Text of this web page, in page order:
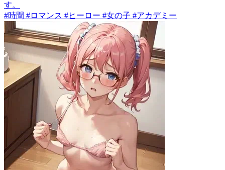
す。
#時間 #ロマンス #ヒーロー #女の子 #アカデミー